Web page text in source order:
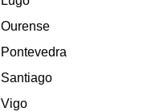
Ourense
Pontevedra
Santiago
Vigo